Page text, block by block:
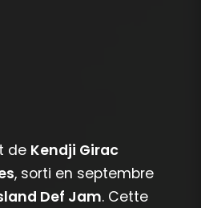
de Kendji Girac
, sorti en septembre
Def Jam. Cette